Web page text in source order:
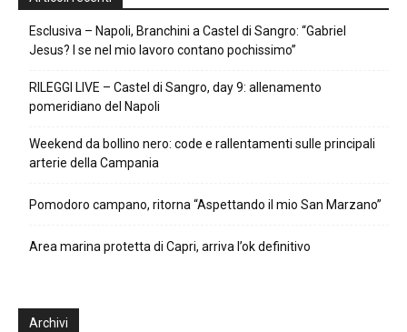
Esclusiva – Napoli, Branchini a Castel di Sangro: “Gabriel
Jesus? I se nel mio lavoro contano pochissimo”
RILEGGI LIVE – Castel di Sangro, day 9: allenamento
pomeridiano del Napoli
Weekend da bollino nero: code e rallentamenti sulle principali
arterie della Campania
Pomodoro campano, ritorna “Aspettando il mio San Marzano”
Area marina protetta di Capri, arriva l’ok definitivo
Archivi